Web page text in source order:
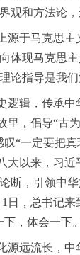
观和方法论
于马克思主
体现马克思
论指导是我
辑，传承中
，倡导“古为
叹“一定要把
以来，习近
断，引领中
，总书记来
下，体会一下
远流长，中